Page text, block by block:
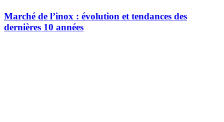
Marché de l’inox : évolution et tendances des
dernières 10 années